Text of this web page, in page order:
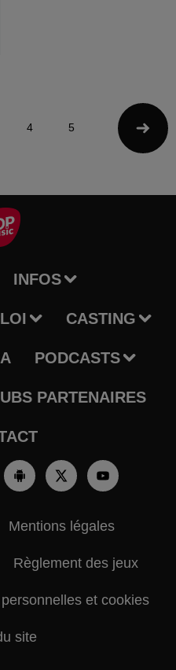
4 5
INFOS
CASTING
PODCASTS
PARTENAIRES
Mentions légales
Règlement des jeux
et cookies
site